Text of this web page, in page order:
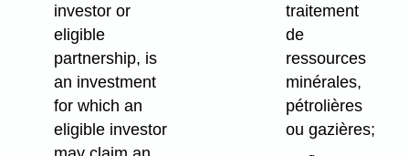
investor or
eligible
partnership, is
an investment
for which an
eligible investor
traitement
de
ressources
minérales,
pétrolières
ou gazières;